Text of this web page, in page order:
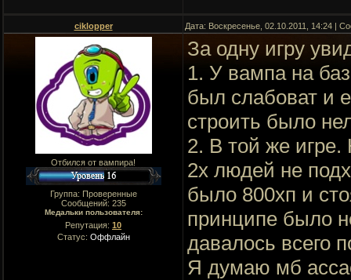
ciklopper Дата: Воскресенье, 02.10.2011, 14:24 |
Отбился от вампира!
Группа: Проверенные
Сообщений: 235
Медальки пользователя:
Репутация: 10
Статус: Оффлайн
За одну игру
1. У вампа на
был слабоват и
строить было
2. В той же
2х людей не
было 800хп и
принципе было
давалось всего
Я думаю мб